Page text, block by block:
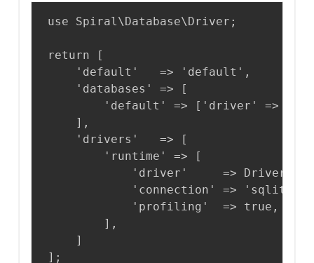
use Spiral\Database\Driver;
return [
    'default'   => 'default',
    'databases' => [
'default' => ['driver' =>
    ],
    'drivers'   => [
        'runtime' => [
'driver'     =>
'connection' =>
            'profiling'  => true,
        ],
    ]
];